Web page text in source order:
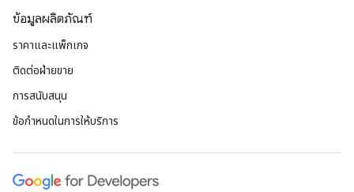
ข้อมูลผลิตภัณฑ์
ราคาและแพ็กเกจ
ติดต่อฝ่ายขาย
การสนับสนุน
ข้อกำหนดในการให้บริการ